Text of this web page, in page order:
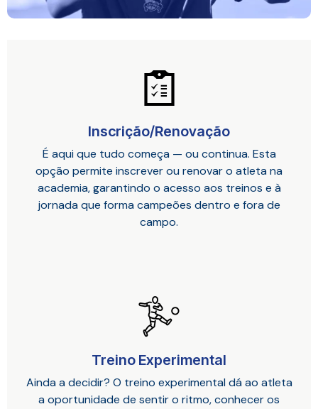
Inscrição/Renovação
É aqui que tudo começa — ou continua. Esta
opção permite inscrever ou renovar o atleta na
academia, garantindo o acesso aos treinos e à
jornada que forma campeões dentro e fora de
campo.
Treino Experimental
Ainda a decidir? O treino experimental dá ao atleta
a oportunidade de sentir o ritmo, conhecer os